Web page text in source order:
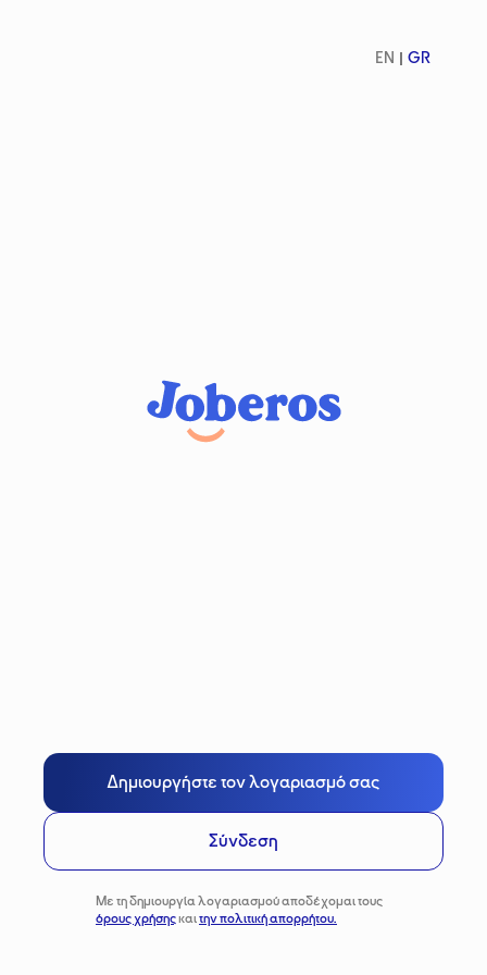
EN GR
Δημιουργήστε τον λογαριασμό σας
Σύνδεση
Με τη δημιουργία λογαριασμού αποδέχομαι τους
όρους χρήσηςκαιτην πολιτική απορρήτου.